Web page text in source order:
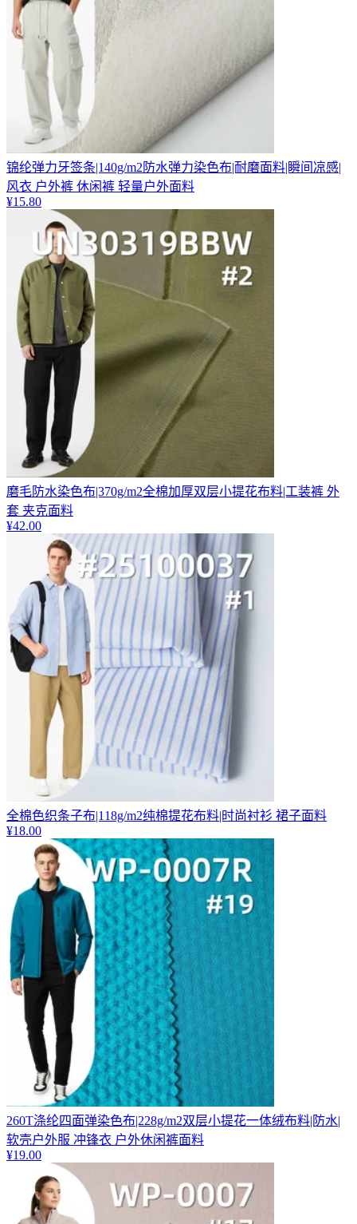
锦纶弹力牙签条|140g/m2防水弹力染色布|耐磨面料|瞬间凉感|
风衣 户外裤 休闲裤 轻量户外面料
¥15.80
磨毛防水染色布|370g/m2全棉加厚双层小提花布料|工装裤 外
套 夹克面料
¥42.00
全棉色织条子布|118g/m2纯棉提花布料|时尚衬衫 裙子面料
¥18.00
260T涤纶四面弹染色布|228g/m2双层小提花一体绒布料|防水|
软壳户外服 冲锋衣 户外休闲裤面料
¥19.00